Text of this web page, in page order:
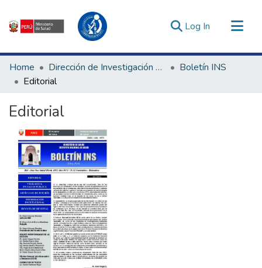
Log In (current)
Communities & Collections
All of DSpace
Estadísticas Externas
Enlaces de interés ▾
Home Dirección de Investigación e Innovación en Salud
Boletín INS
Editorial
Editorial